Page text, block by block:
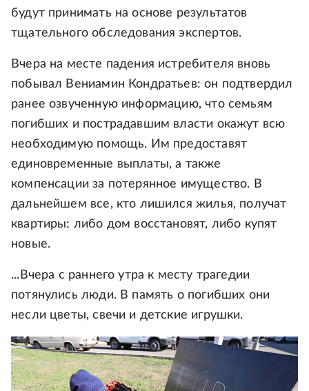
будут принимать на основе результатов
тщательного обследования экспертов.
Вчера на месте падения истребителя вновь
побывал Вениамин Кондратьев: он подтвердил
ранее озвученную информацию, что семьям
погибших и пострадавшим власти окажут всю
необходимую помощь. Им предоставят
единовременные выплаты, а также
компенсации за потерянное имущество. В
дальнейшем все, кто лишился жилья, получат
квартиры: либо дом восстановят, либо купят
новые.
...Вчера с раннего утра к месту трагедии
потянулись люди. В память о погибших они
несли цветы, свечи и детские игрушки.